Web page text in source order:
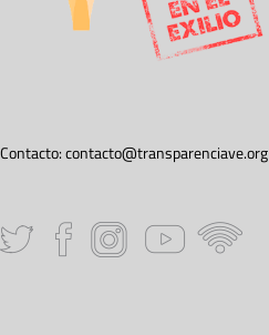
Contacto:contacto@transparenciave.org